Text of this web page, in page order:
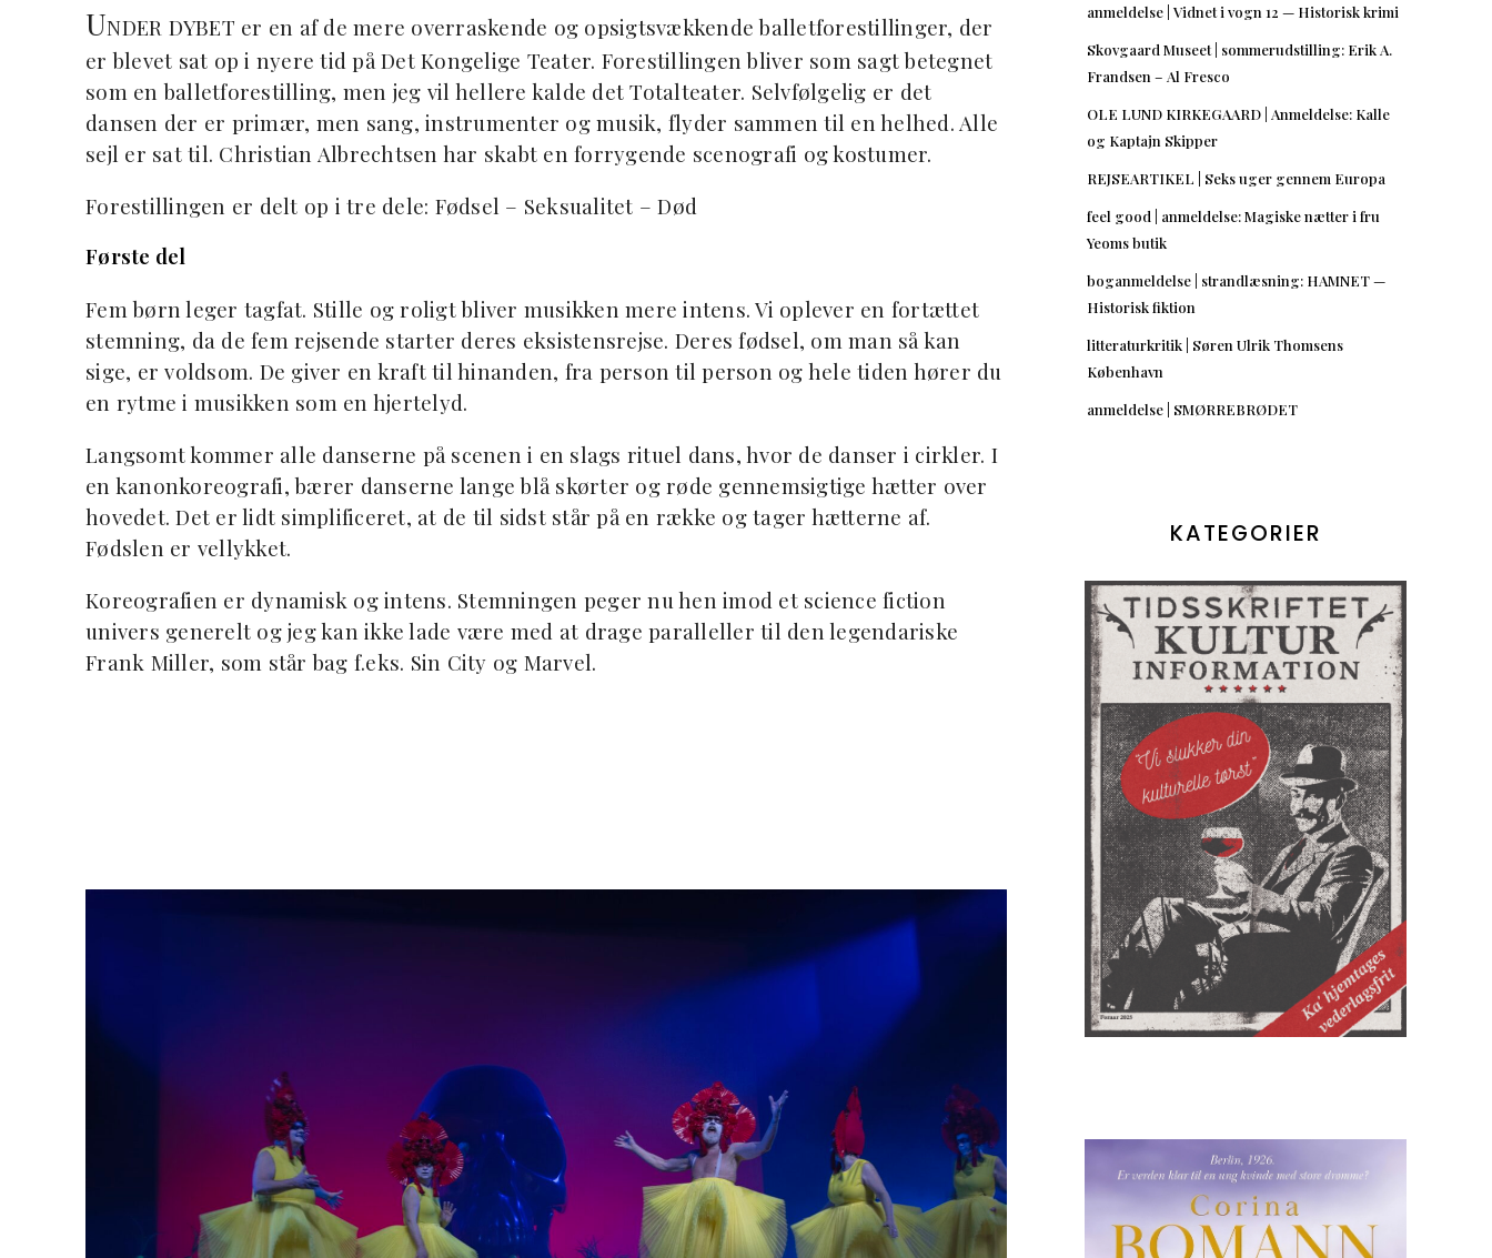
UNDER DYBET er en af de mere overraskende og opsigtsvækkende balletforestillinger, der
er blevet sat op i nyere tid på Det Kongelige Teater. Forestillingen bliver som sagt betegnet
som en balletforestilling, men jeg vil hellere kalde det Totalteater. Selvfølgelig er det
dansen der er primær, men sang, instrumenter og musik, flyder sammen til en helhed. Alle
sejl er sat til. Christian Albrechtsen har skabt en forrygende scenografi og kostumer.
Forestillingen er delt op i tre dele: Fødsel – Seksualitet – Død
Første del
Fem børn leger tagfat. Stille og roligt bliver musikken mere intens. Vi oplever en fortættet
stemning, da de fem rejsende starter deres eksistensrejse. Deres fødsel, om man så kan
sige, er voldsom. De giver en kraft til hinanden, fra person til person og hele tiden hører du
en rytme i musikken som en hjertelyd.
Langsomt kommer alle danserne på scenen i en slags rituel dans, hvor de danser i cirkler. I
en kanonkoreografi, bærer danserne lange blå skørter og røde gennemsigtige hætter over
hovedet. Det er lidt simplificeret, at de til sidst står på en række og tager hætterne af.
Fødslen er vellykket.
Koreografien er dynamisk og intens. Stemningen peger nu hen imod et science fiction
univers generelt og jeg kan ikke lade være med at drage paralleller til den legendariske
Frank Miller, som står bag f.eks. Sin City og Marvel.
anmeldelse | Vidnet i vogn 12 — Historisk krimi
Skovgaard Museet | sommerudstilling: Erik A.
Frandsen – Al Fresco
OLE LUND KIRKEGAARD | Anmeldelse: Kalle
og Kaptajn Skipper
REJSEARTIKEL | Seks uger gennem Europa
feel good | anmeldelse: Magiske nætter i fru
Yeoms butik
boganmeldelse | strandlæsning: HAMNET —
Historisk fiktion
litteraturkritik | Søren Ulrik Thomsens
København
anmeldelse | SMØRREBRØDET
KATEGORIER